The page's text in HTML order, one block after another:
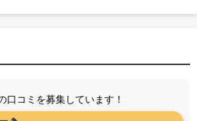
口コミを募集しています！